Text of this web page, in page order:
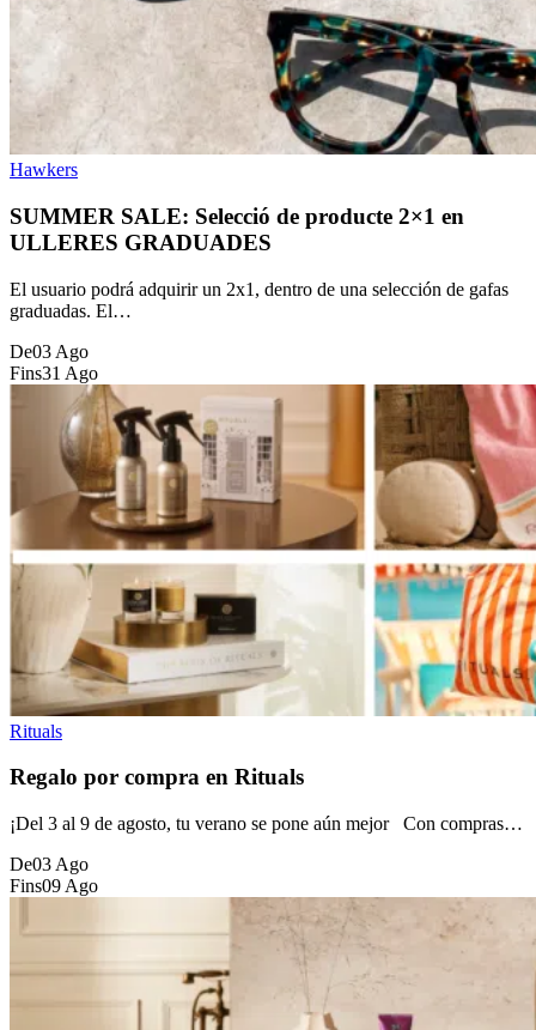
Hawkers
SUMMER SALE: Selecció de producte 2×1 en
ULLERES GRADUADES
El usuario podrá adquirir un 2x1, dentro de una selección de gafas
graduadas. El…
De03 Ago
Fins31 Ago
Rituals
Regalo por compra en Rituals
¡Del 3 al 9 de agosto, tu verano se pone aún mejor Con compras…
De03 Ago
Fins09 Ago